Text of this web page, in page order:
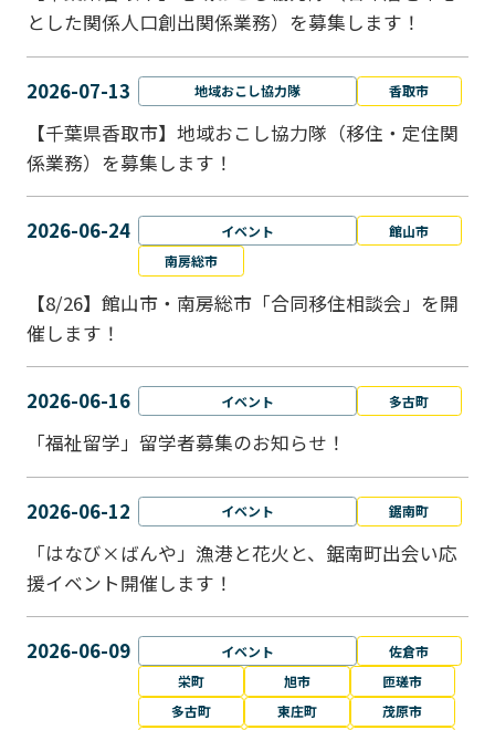
とした関係人口創出関係業務）を募集します！
2026-07-13 地域おこし協力隊 香取市
【千葉県香取市】地域おこし協力隊（移住・定住関
係業務）を募集します！
2026-06-24 イベント
館山市
南房総市
【8/26】館山市・南房総市「合同移住相談会」を開
催します！
2026-06-16 イベント 多古町
「福祉留学」留学者募集のお知らせ！
2026-06-12 イベント 鋸南町
「はなび×ばんや」漁港と花火と、鋸南町出会い応
援イベント開催します！
2026-06-09 イベント
佐倉市
栄町
旭市
匝瑳市
多古町
東庄町
茂原市